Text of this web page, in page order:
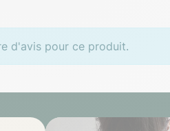
d'avis pour ce produit.